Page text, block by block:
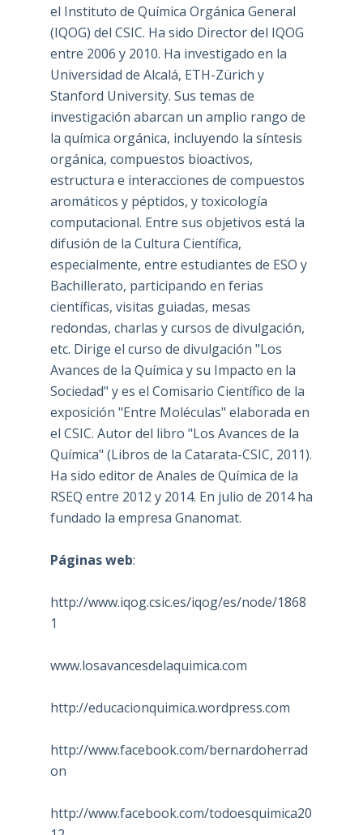
el Instituto de Química Orgánica General
(IQOG) del CSIC. Ha sido Director del IQOG
entre 2006 y 2010. Ha investigado en la
Universidad de Alcalá, ETH-Zürich y
Stanford University. Sus temas de
investigación abarcan un amplio rango de
la química orgánica, incluyendo la síntesis
orgánica, compuestos bioactivos,
estructura e interacciones de compuestos
aromáticos y péptidos, y toxicología
computacional. Entre sus objetivos está la
difusión de la Cultura Científica,
especialmente, entre estudiantes de ESO y
Bachillerato, participando en ferias
científicas, visitas guiadas, mesas
redondas, charlas y cursos de divulgación,
etc. Dirige el curso de divulgación "Los
Avances de la Química y su Impacto en la
Sociedad" y es el Comisario Científico de la
exposición "Entre Moléculas" elaborada en
el CSIC. Autor del libro "Los Avances de la
Química" (Libros de la Catarata-CSIC, 2011).
Ha sido editor de Anales de Química de la
RSEQ entre 2012 y 2014. En julio de 2014 ha
fundado la empresa Gnanomat.
Páginas web:
http://www.iqog.csic.es/iqog/es/node/1868
1
www.losavancesdelaquimica.com
http://educacionquimica.wordpress.com
http://www.facebook.com/bernardoherrad
on
http://www.facebook.com/todoesquimica20